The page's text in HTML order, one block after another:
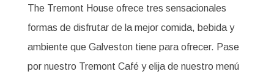
Nuestro 1888 Toujouse Bar es el lugar perfecto
para disfrutar de cerveza artesanal elaborada
localmente y cócteles artesanales. Además, los
viernes y sábados cuentan con música local en vivo